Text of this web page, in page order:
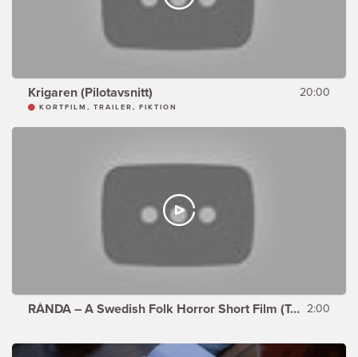
Krigaren (Pilotavsnitt) 20:00
KORTFILM, TRAILER, FIKTION
RÅNDA – A Swedish Folk Horror Short Film (Teaser) 2:00